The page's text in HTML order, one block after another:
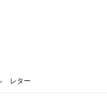
レター